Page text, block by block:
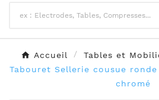
Accueil Tables et
Tabouret Sellerie cousue
chromé